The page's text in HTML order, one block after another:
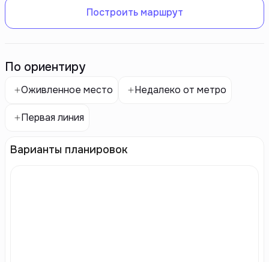
Построить маршрут
По ориентиру
Оживленное место Недалеко от метро
Первая линия
Варианты планировок